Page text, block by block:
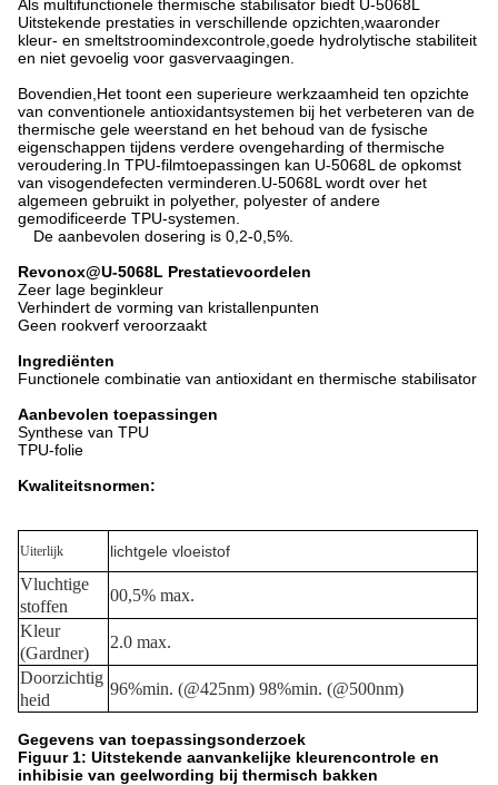
Als multifunctionele thermische stabilisator biedt U-5068L
Uitstekende prestaties in verschillende opzichten,waaronder
kleur- en smeltstroomindexcontrole,goede hydrolytische stabiliteit
en niet gevoelig voor gasvervaagingen.
Bovendien,Het toont een superieure werkzaamheid ten opzichte
van conventionele antioxidantsystemen bij het verbeteren van de
thermische gele weerstand en het behoud van de fysische
eigenschappen tijdens verdere ovengeharding of thermische
veroudering.In TPU-filmtoepassingen kan U-5068L de opkomst
van visogendefecten verminderen.U-5068L wordt over het
algemeen gebruikt in polyether, polyester of andere
gemodificeerde TPU-systemen.
De aanbevolen dosering is 0,2-0,5%.
Revonox@U-5068L Prestatievoordelen
Zeer lage beginkleur
Verhindert de vorming van kristallenpunten
Geen rookverf veroorzaakt
Ingrediënten
Functionele combinatie van antioxidant en thermische stabilisator
Aanbevolen toepassingen
Synthese van TPU
TPU-folie
Kwaliteitsnormen:
Uiterlijk lichtgele vloeistof
Vluchtige
stoffen
00,5% max.
Kleur
(Gardner)
2.0 max.
Doorzichtig
heid
96%min. (@425nm) 98%min. (@500nm)
Gegevens van toepassingsonderzoek
Figuur 1: Uitstekende aanvankelijke kleurencontrole en
inhibisie van geelwording bij thermisch bakken